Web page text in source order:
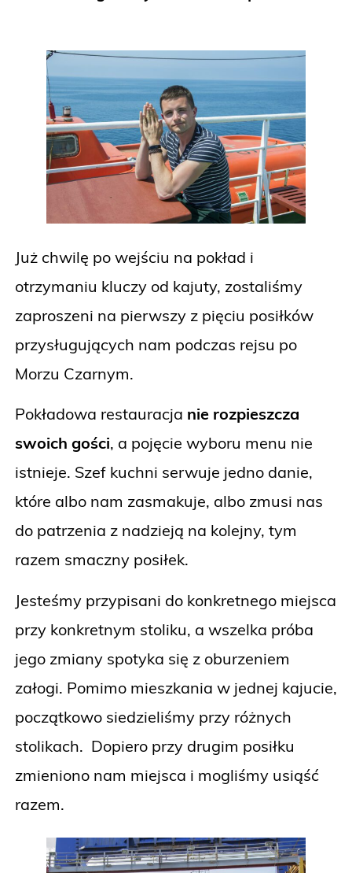
Już chwilę po wejściu na pokład i
otrzymaniu kluczy od kajuty, zostaliśmy
zaproszeni na pierwszy z pięciu posiłków
przysługujących nam podczas rejsu po
Morzu Czarnym.
Pokładowa restauracja nie rozpieszcza
swoich gości, a pojęcie wyboru menu nie
istnieje. Szef kuchni serwuje jedno danie,
które albo nam zasmakuje, albo zmusi nas
do patrzenia z nadzieją na kolejny, tym
razem smaczny posiłek.
Jesteśmy przypisani do konkretnego miejsca
przy konkretnym stoliku, a wszelka próba
jego zmiany spotyka się z oburzeniem
załogi. Pomimo mieszkania w jednej kajucie,
początkowo siedzieliśmy przy różnych
stolikach. Dopiero przy drugim posiłku
zmieniono nam miejsca i mogliśmy usiąść
razem.